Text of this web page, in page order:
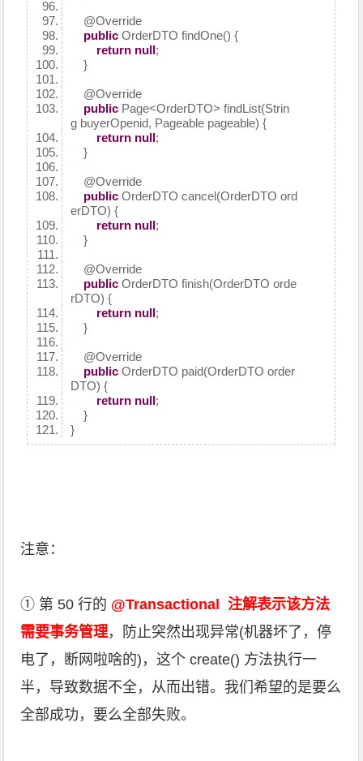
@Override
public OrderDTO findOne() {
return null;
}
@Override
public Page<OrderDTO> findList(Strin
g buyerOpenid, Pageable pageable) {
return null;
}
@Override
public OrderDTO cancel(OrderDTO ord
erDTO) {
return null;
}
@Override
public OrderDTO finish(OrderDTO orde
rDTO) {
return null;
}
@Override
public OrderDTO paid(OrderDTO order
DTO) {
return null;
}
}
注意：
① 第 50 行的 @Transactional
注解表示该方法
需要事务管理，防止突然出现异常(机器坏了，停
电了，断网啦啥的)，这个 create() 方法执行一
半，导致数据不全，从而出错。我们希望的是要么
全部成功，要么全部失败。